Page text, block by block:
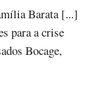
Barata [...]
para a crise
Bocage,